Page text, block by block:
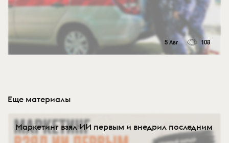
5 Авг 108
Еще материалы
Маркетинг взял ИИ первым и внедрил последним